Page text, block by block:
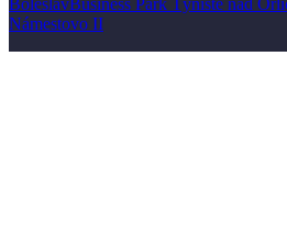
Námestovo II